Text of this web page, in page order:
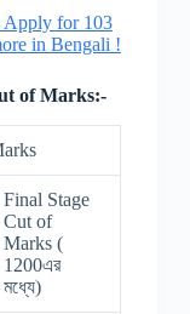
Apply for 103
in Bengali !
of Marks:-
Final Stage
Cut of
Marks (
1200এর
মধ্যে)